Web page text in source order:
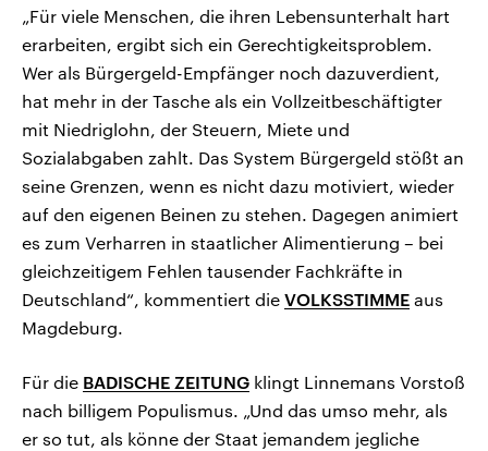
„Für viele Menschen, die ihren Lebensunterhalt hart
erarbeiten, ergibt sich ein Gerechtigkeitsproblem.
Wer als Bürgergeld-Empfänger noch dazuverdient,
hat mehr in der Tasche als ein Vollzeitbeschäftigter
mit Niedriglohn, der Steuern, Miete und
Sozialabgaben zahlt. Das System Bürgergeld stößt an
seine Grenzen, wenn es nicht dazu motiviert, wieder
auf den eigenen Beinen zu stehen. Dagegen animiert
es zum Verharren in staatlicher Alimentierung – bei
gleichzeitigem Fehlen tausender Fachkräfte in
Deutschland“, kommentiert die VOLKSSTIMME aus
Magdeburg.
Für die BADISCHE ZEITUNG klingt Linnemans Vorstoß
nach billigem Populismus. „Und das umso mehr, als
er so tut, als könne der Staat jemandem jegliche